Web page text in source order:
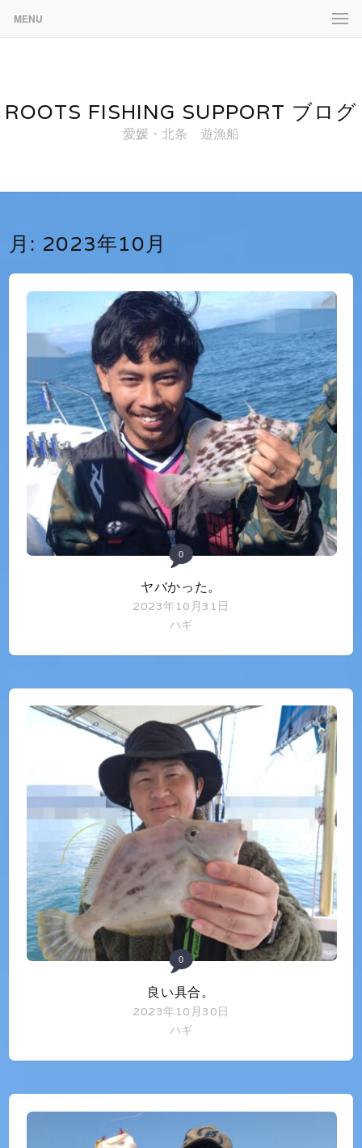
MENU
ROOTS FISHING SUPPORT ブログ
愛媛・北条 遊漁船
月: 2023年10月
0
ヤバかった。
2023年10月31日
ハギ
0
良い具合。
2023年10月30日
ハギ